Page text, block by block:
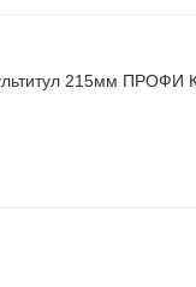
215мм ПРОФИ